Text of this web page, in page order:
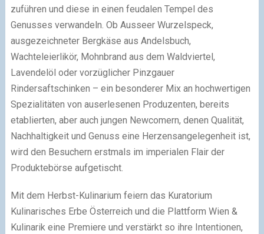
zuführen und diese in einen feudalen Tempel des
Genusses verwandeln. Ob Ausseer Wurzelspeck,
ausgezeichneter Bergkäse aus Andelsbuch,
Wachteleierlikör, Mohnbrand aus dem Waldviertel,
Lavendelöl oder vorzüglicher Pinzgauer
Rindersaftschinken – ein besonderer Mix an hochwertigen
Spezialitäten von auserlesenen Produzenten, bereits
etablierten, aber auch jungen Newcomern, denen Qualität,
Nachhaltigkeit und Genuss eine Herzensangelegenheit ist,
wird den Besuchern erstmals im imperialen Flair der
Produktebörse aufgetischt.
Mit dem Herbst-Kulinarium feiern das Kuratorium
Kulinarisches Erbe Österreich und die Plattform Wien &
Kulinarik eine Premiere und verstärkt so ihre Intentionen,